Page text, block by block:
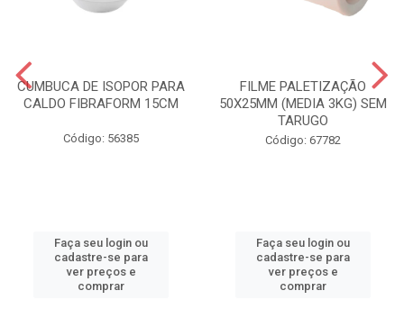
CUMBUCA DE ISOPOR PARA
CALDO FIBRAFORM 15CM
Código: 56385
Faça seu login ou
cadastre-se para
ver preços e
comprar
FILME PALETIZAÇÃO
50X25MM (MEDIA 3KG) SEM
TARUGO
Código: 67782
Faça seu login ou
cadastre-se para
ver preços e
comprar